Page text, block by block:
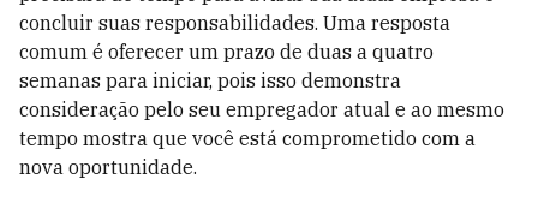
concluir suas responsabilidades. Uma resposta
comum é oferecer um prazo de duas a quatro
semanas para iniciar, pois isso demonstra
consideração pelo seu empregador atual e ao mesmo
tempo mostra que você está comprometido com a
nova oportunidade.